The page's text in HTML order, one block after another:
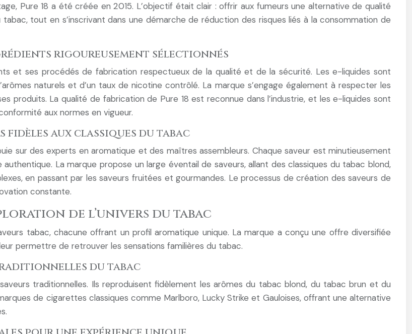
Pure 18 a été créée en 2015. L’objectif était clair : offrir aux fumeurs une alternative de qualité
tout en s’inscrivant dans une démarche de réduction des risques liés à la consommation de
rigoureusement sélectionnés
et ses procédés de fabrication respectueux de la qualité et de la sécurité. Les e-liquides sont
naturels et d’un taux de nicotine contrôlé. La marque s’engage également à respecter les
produits. La qualité de fabrication de Pure 18 est reconnue dans l’industrie, et les e-liquides sont
aux normes en vigueur.
fidèles aux classiques du tabac
sur des experts en aromatique et des maîtres assembleurs. Chaque saveur est minutieusement
La marque propose un large éventail de saveurs, allant des classiques du tabac blond,
en passant par les saveurs fruitées et gourmandes. Le processus de création des saveurs de
constante.
de l’univers du tabac
tabac, chacune offrant un profil aromatique unique. La marque a conçu une offre diversifiée
permettre de retrouver les sensations familières du tabac.
traditionnelles du tabac
traditionnelles. Ils reproduisent fidèlement les arômes du tabac blond, du tabac brun et du
de cigarettes classiques comme Marlboro, Lucky Strike et Gauloises, offrant une alternative